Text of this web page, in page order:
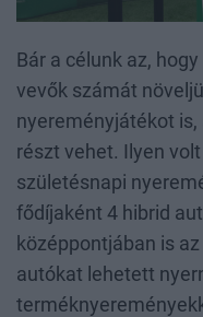
Bár a célunk az,
vevők számát
nyereményjátékot
részt vehet. Ilyen
születésnapi
fődíjaként 4 hibrid
középpontjában is
autókat lehetett